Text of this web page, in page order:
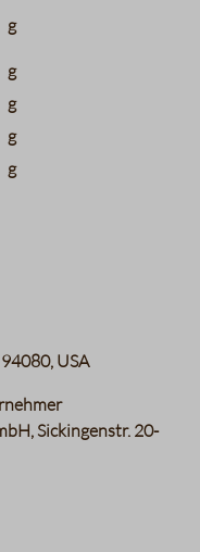
g
g
g
g
g
94080, USA
Sickingenstr. 20-